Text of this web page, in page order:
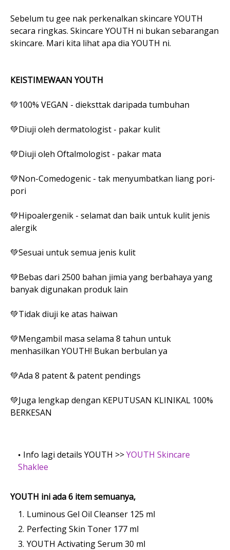
Sebelum tu gee nak perkenalkan skincare YOUTH
secara ringkas. Skincare YOUTH ni bukan sebarangan
skincare. Mari kita lihat apa dia YOUTH ni.
KEISTIMEWAAN YOUTH
💚100% VEGAN - dieksttak daripada tumbuhan
💚Diuji oleh dermatologist - pakar kulit
💚Diuji oleh Oftalmologist - pakar mata
💚Non-Comedogenic - tak menyumbatkan liang pori-
pori
💚Hipoalergenik - selamat dan baik untuk kulit jenis
alergik
💚Sesuai untuk semua jenis kulit
💚Bebas dari 2500 bahan jimia yang berbahaya yang
banyak digunakan produk lain
💚Tidak diuji ke atas haiwan
💚Mengambil masa selama 8 tahun untuk
menhasilkan YOUTH! Bukan berbulan ya
💚Ada 8 patent & patent pendings
💚Juga lengkap dengan KEPUTUSAN KLINIKAL 100%
BERKESAN
Info lagi details YOUTH >>YOUTH Skincare
Shaklee
YOUTH ini ada 6 item semuanya,
Luminous Gel Oil Cleanser 125 ml
Perfecting Skin Toner 177 ml
YOUTH Activating Serum 30 ml